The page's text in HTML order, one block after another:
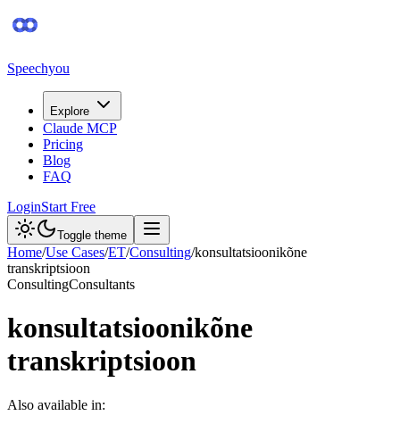
Speechyou
Explore
Claude MCP
Pricing
Blog
FAQ
LoginStart Free
Toggle theme
Home/Use Cases/ET/Consulting/konsultatsioonikõne
transkriptsioon
ConsultingConsultants
konsultatsioonikõne
transkriptsioon
Also available in: